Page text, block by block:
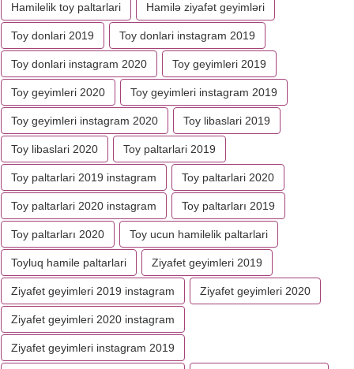
Hamilelik toy paltarlari Hamilə ziyafət geyimləri
Toy donlari 2019 Toy donlari instagram 2019
Toy donlari instagram 2020 Toy geyimleri 2019
Toy geyimleri 2020 Toy geyimleri instagram 2019
Toy geyimleri instagram 2020 Toy libaslari 2019
Toy libaslari 2020 Toy paltarlari 2019
Toy paltarlari 2019 instagram Toy paltarlari 2020
Toy paltarlari 2020 instagram Toy paltarları 2019
Toy paltarları 2020 Toy ucun hamilelik paltarlari
Toyluq hamile paltarlari Ziyafet geyimleri 2019
Ziyafet geyimleri 2019 instagram Ziyafet geyimleri 2020
Ziyafet geyimleri 2020 instagram
Ziyafet geyimleri instagram 2019